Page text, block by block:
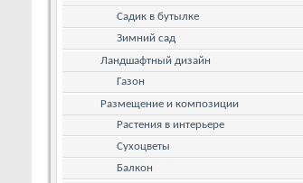
Садик в бутылке
Зимний сад
Ландшафтный дизайн
Газон
Размещение и композиции
Растения в интерьере
Сухоцветы
Балкон